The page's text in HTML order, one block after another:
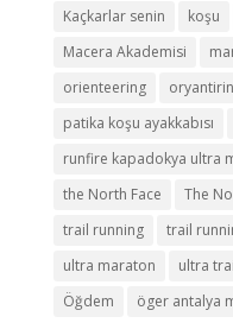
Kaçkarlar senin
koşu
Macera Akademisi
orienteering
patika koşu ayakkabısı
runfire kapadokya ultra
the North Face
The
trail running
trail
ultra maraton
ultra
Öğdem
öger antalya